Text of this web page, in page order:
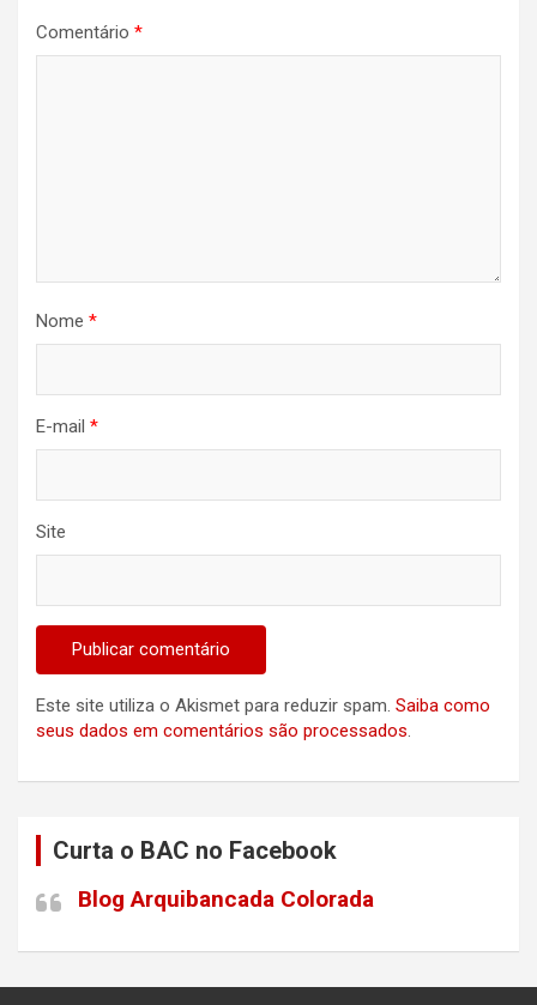
Comentário *
Nome *
E-mail *
Site
Este site utiliza o Akismet para reduzir spam. Saiba como
seus dados em comentários são processados.
Curta o BAC no Facebook
Blog Arquibancada Colorada